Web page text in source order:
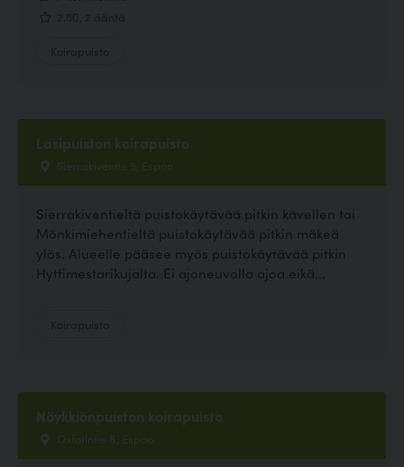
Lasipuiston koirapuisto
Sierrakiventie 5, Espoo
Sierrakiventieltä puistokäytävää pitkin kävellen tai
Mönkimiehentieltä puistokäytävää pitkin mäkeä
ylös. Alueelle pääsee myös puistokäytävää pitkin
Hyttimestarikujalta. Ei ajoneuvolla ajoa eikä...
Nöykkiönpuiston koirapuisto
Oxfotintie 8, Espoo